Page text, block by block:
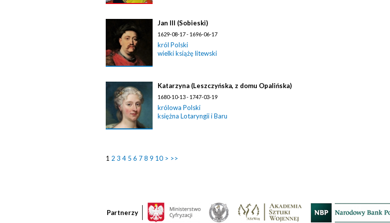
Jan III (Sobieski)
1629-08-17 - 1696-06-17
król Polski
wielki książę litewski
Katarzyna (Leszczyńska, z domu Opalińska)
1680-10-13 - 1747-03-19
królowa Polski
księżna Lotaryngii i Baru
1 2 3 4 5 6 78 9 10 > >>
Partnerzy